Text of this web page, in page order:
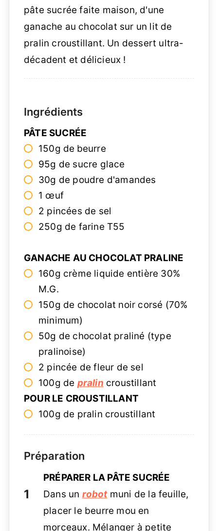
pâte sucrée faite maison, d'une
ganache au chocolat sur un lit de
pralin croustillant. Un dessert ultra-
décadent et délicieux !
Ingrédients
PÂTE SUCRÉE
150g de beurre
95g de sucre glace
30g de poudre d'amandes
1 œuf
2 pincées de sel
250g de farine T55
GANACHE AU CHOCOLAT PRALINE
160g crème liquide entière 30%
M.G.
150g de chocolat noir corsé (70%
minimum)
50g de chocolat praliné (type
pralinoise)
2 pincée de fleur de sel
100g de pralin croustillant
POUR LE CROUSTILLANT
100g de pralin croustillant
Préparation
PRÉPARER LA PÂTE SUCRÉE
Dans un robotmuni de la feuille,
placer le beurre mou en
morceaux. Mélanger à petite